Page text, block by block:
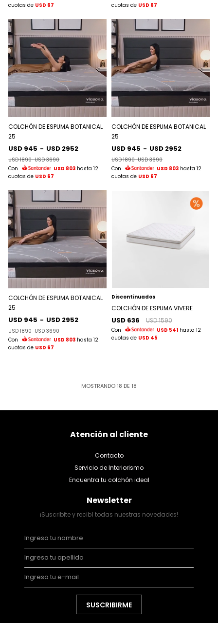
cuotas de USD 67
cuotas de USD 67
COLCHÓN DE ESPUMA BOTANICAL
25
USD 945 - USD 2952
USD 1890-USD 3690
Con
USD 803 hasta 12
cuotas de USD 67
COLCHÓN DE ESPUMA BOTANICAL
25
USD 945 - USD 2952
USD 1890-USD 3690
Con
USD 803 hasta 12
cuotas de USD 67
COLCHÓN DE ESPUMA BOTANICAL
25
USD 945 - USD 2952
USD 1890-USD 3690
Con
USD 803 hasta 12
cuotas de USD 67
Discontinuados
COLCHÓN DE ESPUMA VIVERE
USD 636 USD 1590
Con USD 541 hasta 12
cuotas de USD 45
MOSTRANDO 18 DE 18
Atención al cliente
Contacto
Servicio de Interiorismo
Encuentra tu colchón ideal
Newsletter
¡Suscribite y recibí todas nuestras novedades!
SUSCRIBIRME